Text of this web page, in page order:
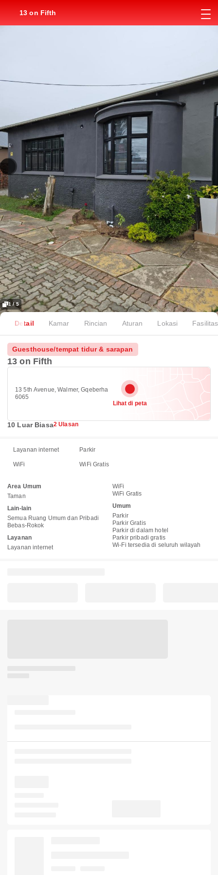
13 on Fifth
1 / 5
Detail Kamar Rincian Aturan Lokasi Fasilitas
Guesthouse/tempat tidur & sarapan
13 on Fifth
13 5th Avenue, Walmer, Gqeberha
6065
Lihat di peta
10 Luar Biasa2 Ulasan
Layanan internet Parkir
WiFi WiFi Gratis
Area Umum
Taman
Lain-lain
Semua Ruang Umum dan Pribadi
Bebas-Rokok
Layanan
Layanan internet
WiFi
WiFi Gratis
Umum
Parkir
Parkir Gratis
Parkir di dalam hotel
Parkir pribadi gratis
Wi-Fi tersedia di seluruh wilayah